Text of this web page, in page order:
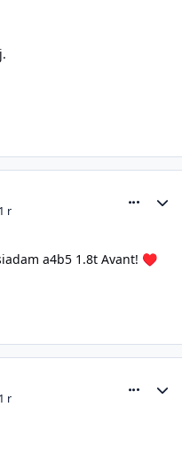
1 r
a4b5 1.8t Avant! ♥️
1 r